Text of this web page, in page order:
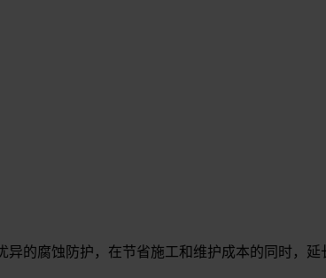
的腐蚀防护，在节省施工和维护成本的同时，延